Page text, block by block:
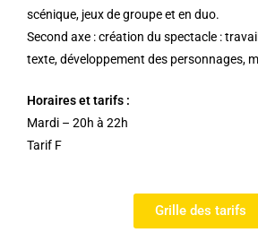
scénique, jeux de groupe et en duo.
Second axe : création du spectacle :
texte,développement des personnages,
Horaires et tarifs :
Mardi – 20h à 22h
Tarif F
Grille des tarifs